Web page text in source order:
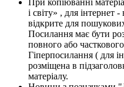
При копіюванні
і світу» , для інтернет
відкрите для
Посилання має бути
повного або
Гіперпосилання ( для
розміщена в
матеріалу.